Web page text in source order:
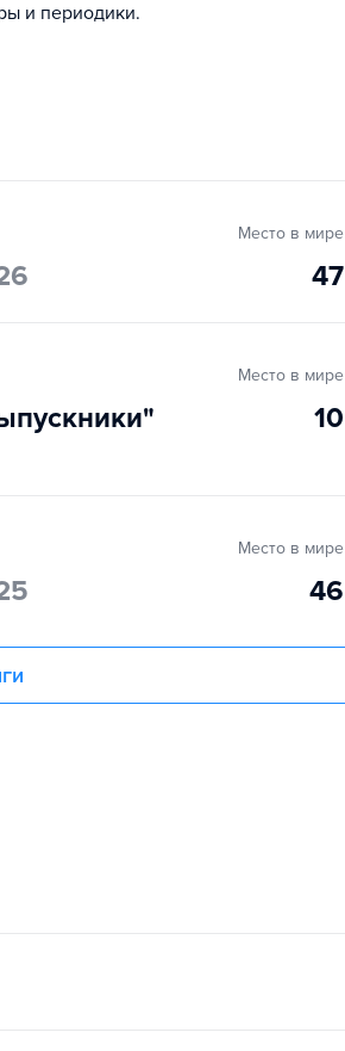
и периодики.
Место в мире
47
Место в мире
10
Место в мире
46